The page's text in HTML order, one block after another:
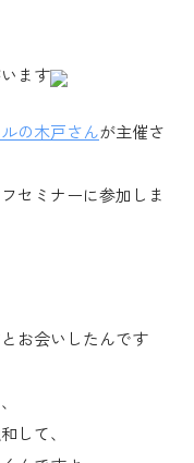
ます
の木戸さんが主催さ
セミナーに参加しま
お会いしたんです
して、